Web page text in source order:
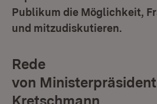
Publikum die Möglichkeit,
und mitzudiskutieren.
Rede
von